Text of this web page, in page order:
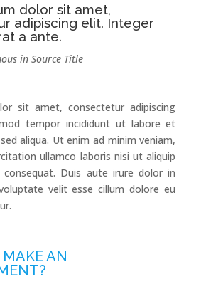
dolor sit amet,
adipiscing elit. Integer
a ante.
in Source Title
sit amet, consectetur adipiscing
tempor incididunt ut labore et
aliqua. Ut enim ad minim veniam,
ullamco laboris nisi ut aliquip
Duis aute irure dolor in
velit esse cillum dolore eu
AN